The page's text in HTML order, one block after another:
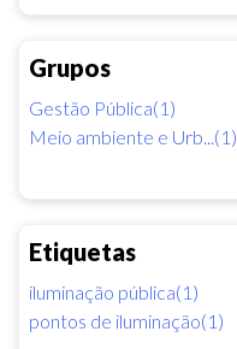
Grupos
Gestão Pública(1)
Meio ambiente e Urb...(1)
Etiquetas
iluminação pública(1)
pontos de iluminação(1)